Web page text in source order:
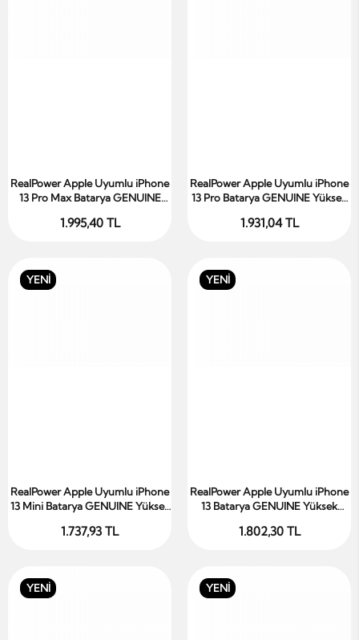
Sepete Ekle
RealPower Apple Uyumlu iPhone
13 Pro Max Batarya GENUINE
Pil
1.995,40 TL
Sepete Ekle
RealPower Apple Uyumlu iPhone
13 Pro Batarya GENUINE Yüksek
1.931,04 TL
YENİ
Sepete Ekle
RealPower Apple Uyumlu iPhone
13 Mini Batarya GENUINE Yüksek
1.737,93 TL
YENİ
Sepete Ekle
RealPower Apple Uyumlu iPhone
13 Batarya GENUINE Yüksek
1.802,30 TL
YENİ YENİ